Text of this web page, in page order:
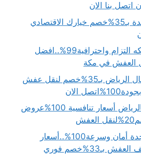
ونيت نقل عفش جدة بـ35%خصم خيارك الاقتصادي
ونيت نقل عفش مكه التزام واحترافية99%..افضل
العفش في مكة
دينا نقل عفش شمال الرياض بـ35%خصم لنقل عفش
الان
حقين نقل عفش بالرياض أسعار تنافسية 100%عروض
دينات نقل عفش جدة أمان وسرعة100%..أسعار
بـ33%خصم فوري